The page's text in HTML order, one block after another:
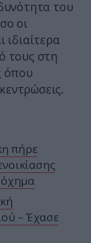
του
οι
ιδιαίτερα
τους στη
όπου
πήρε
όχημα
– Έχασε